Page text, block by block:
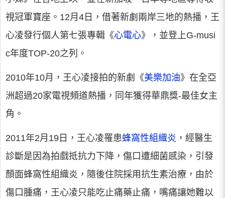
視冠軍寶座。12月4日，借著新劇兩岸三地的熱播，王
心凌發行個人第七張專輯《心電心》，並登上G-musi
c年度TOP-20之列。
2010年10月，王心凌接拍的新劇《美樂加油》在全亞
洲超過20家電視頻道熱播，同年獲得華鼎獎-最佳女主
角。
2011年2月19日，王心凌罹患蜂窩性組織炎 ，經醫生
診斷是因為拍戲抵抗力下降，傷口遭細菌感染，引發
顏面蜂窩性組織炎，隨後住院採用抗生素治療，由於
傷口腫痛，王心凌只能吃止痛藥止痛，嘴痛讓她難以